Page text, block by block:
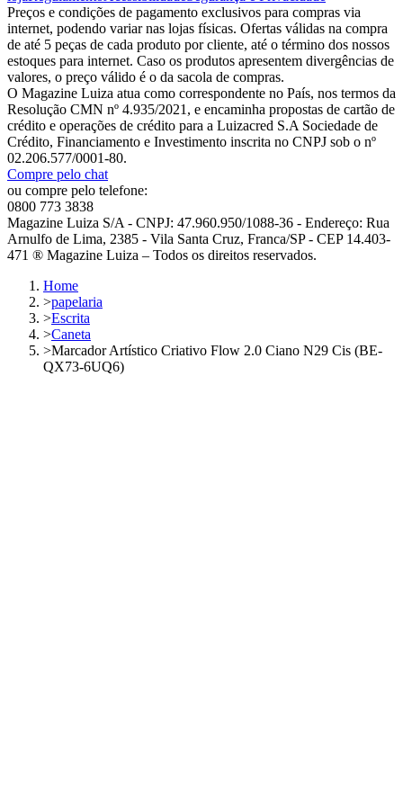
Preços e condições de pagamento exclusivos para compras via
internet, podendo variar nas lojas físicas. Ofertas válidas na compra
de até 5 peças de cada produto por cliente, até o término dos nossos
estoques para internet. Caso os produtos apresentem divergências de
valores, o preço válido é o da sacola de compras.
O Magazine Luiza atua como correspondente no País, nos termos da
Resolução CMN nº 4.935/2021, e encaminha propostas de cartão de
crédito e operações de crédito para a Luizacred S.A Sociedade de
Crédito, Financiamento e Investimento inscrita no CNPJ sob o nº
02.206.577/0001-80.
Compre pelo chat
ou compre pelo telefone:
0800 773 3838
Magazine Luiza S/A - CNPJ: 47.960.950/1088-36 - Endereço: Rua
Arnulfo de Lima, 2385 - Vila Santa Cruz, Franca/SP - CEP 14.403-
471 ® Magazine Luiza – Todos os direitos reservados.
Home
>papelaria
>Escrita
>Caneta
>Marcador Artístico Criativo Flow 2.0 Ciano N29 Cis (BE-
QX73-6UQ6)